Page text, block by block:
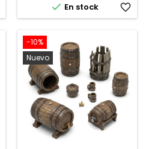
 En stock favorite_border
-10%
Nuevo